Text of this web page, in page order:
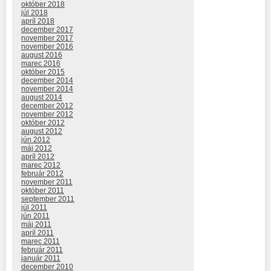
október 2018
júl 2018
apríl 2018
december 2017
november 2017
november 2016
august 2016
marec 2016
október 2015
december 2014
november 2014
august 2014
december 2012
november 2012
október 2012
august 2012
jún 2012
máj 2012
apríl 2012
marec 2012
február 2012
november 2011
október 2011
september 2011
júl 2011
jún 2011
máj 2011
apríl 2011
marec 2011
február 2011
január 2011
december 2010